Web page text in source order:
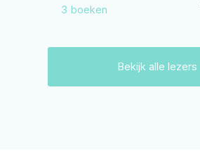
3 boeken
Bekijk alle lezers